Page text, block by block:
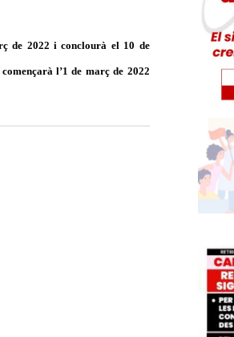
de 2022 i conclourà el 10 de
començarà l’1 de març de 2022